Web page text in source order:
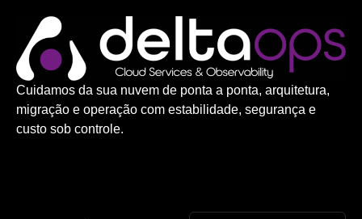
Cuidamos da sua nuvem de ponta a ponta, arquitetura,
migração e operação com estabilidade, segurança e
custo sob controle.